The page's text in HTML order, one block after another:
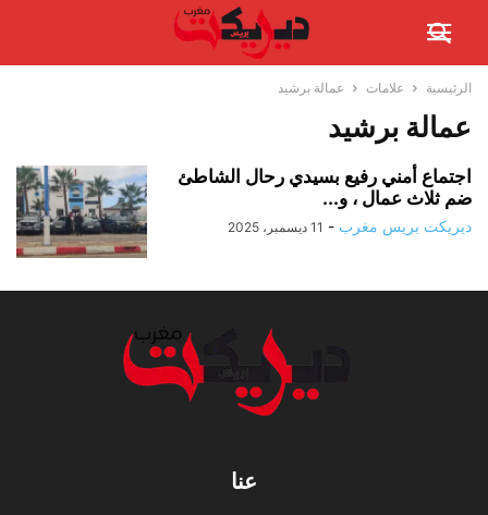
الرئيسية علامات عمالة برشيد
عمالة برشيد
اجتماع أمني رفيع بسيدي رحال الشاطئ
ضم ثلاث عمال ، و...
ديريكت بريس مغرب - 11 ديسمبر، 2025
عنا